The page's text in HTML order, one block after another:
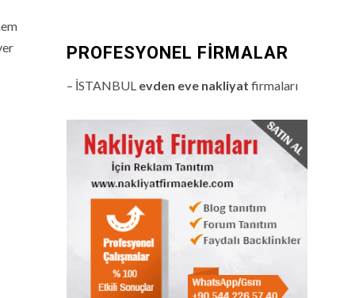
PROFESYONEL FIRMALAR
– İSTANBUL evden eve nakliyat firmaları